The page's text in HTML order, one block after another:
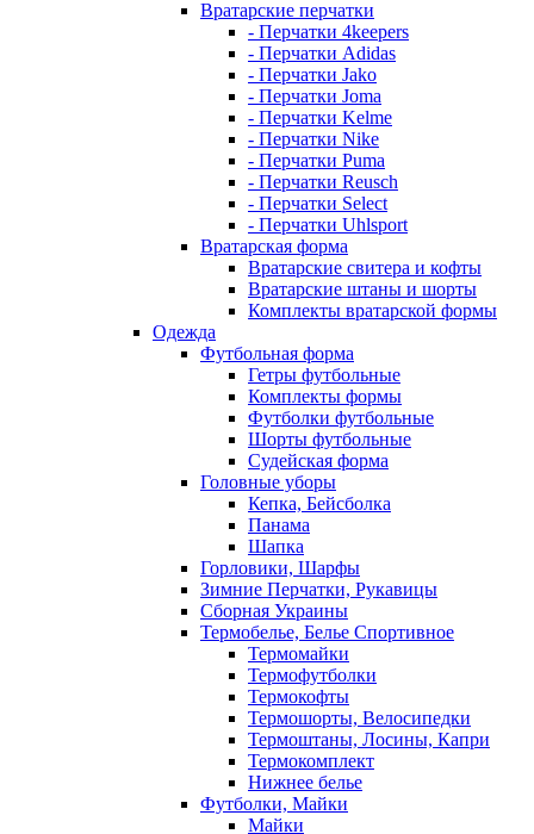
Вратарские перчатки
- Перчатки 4keepers
- Перчатки Adidas
- Перчатки Jako
- Перчатки Joma
- Перчатки Kelme
- Перчатки Nike
- Перчатки Puma
- Перчатки Reusch
- Перчатки Select
- Перчатки Uhlsport
Вратарская форма
Вратарские свитера и кофты
Вратарские штаны и шорты
Комплекты вратарской формы
Одежда
Футбольная форма
Гетры футбольные
Комплекты формы
Футболки футбольные
Шорты футбольные
Судейская форма
Головные уборы
Кепка, Бейсболка
Панама
Шапка
Горловики, Шарфы
Зимние Перчатки, Рукавицы
Сборная Украины
Термобелье, Белье Спортивное
Термомайки
Термофутболки
Термокофты
Термошорты, Велосипедки
Термоштаны, Лосины, Капри
Термокомплект
Нижнее белье
Футболки, Майки
Майки